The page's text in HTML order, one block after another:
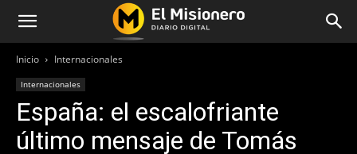
Inicio Internacionales
Internacionales
España: el escalofriante
último mensaje de Tomás